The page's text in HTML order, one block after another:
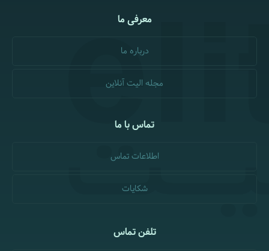
معرفی ما
درباره ما
مجله الیت آنلاین
تماس با ما
اطلاعات تماس
شکایات
تلفن تماس